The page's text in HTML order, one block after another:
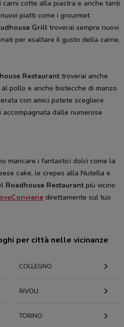
cotte alla piastra e anche tanti
piatti come i grourmet
Grill troverai sempre nuovi
per esaltare il gusto della carne.
Restaurant troverai anche
pollo e anche bistecche di manzo
con amici potete scegliere
dalle numerose
mancare i fantastici dolci come la
cake, le crepes alla Nutella e
Roadhouse Restaurant più vicino
direttamente sul tuo
per città nelle vicinanze
COLLEGNO
RIVOLI
TORINO